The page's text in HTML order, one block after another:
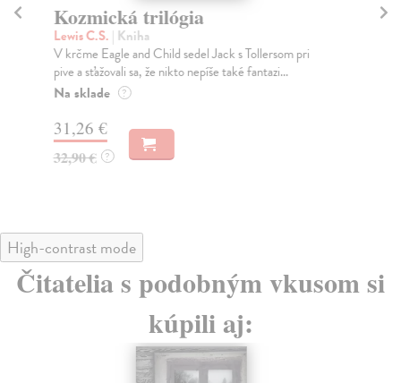
Kozmická trilógia
Lewis C.S. | Kniha
V krčme Eagle and Child sedel Jack s Tollersom pri
pive a sťažovali sa, že nikto nepíše také fantazi...
Na sklade ?
31,26 €
32,90 € ?
High-contrast mode
Čitatelia s podobným vkusom si
kúpili aj: